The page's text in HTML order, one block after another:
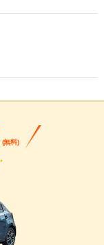
(無料)